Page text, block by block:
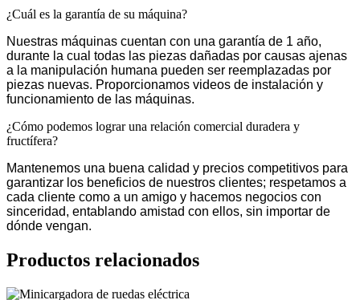
¿Cuál es la garantía de su máquina?
Nuestras máquinas cuentan con una garantía de 1 año,
durante la cual todas las piezas dañadas por causas ajenas
a la manipulación humana pueden ser reemplazadas por
piezas nuevas. Proporcionamos videos de instalación y
funcionamiento de las máquinas.
¿Cómo podemos lograr una relación comercial duradera y
fructífera?
Mantenemos una buena calidad y precios competitivos para
garantizar los beneficios de nuestros clientes; respetamos a
cada cliente como a un amigo y hacemos negocios con
sinceridad, entablando amistad con ellos, sin importar de
dónde vengan.
Productos relacionados